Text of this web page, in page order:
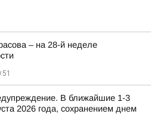
– на 28-й неделе
В ближайшие 1-3
2026 года, сохранением днем